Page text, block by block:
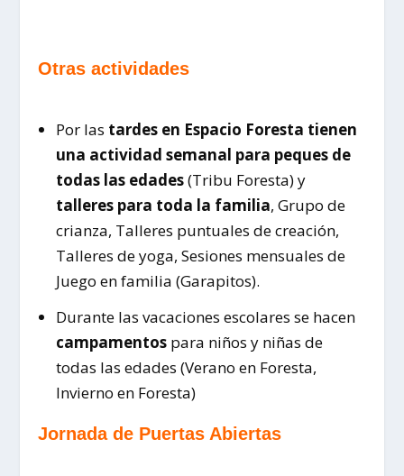
Otras actividades
Por las tardes en Espacio Foresta tienen
una actividad semanal para peques de
todas las edades(Tribu Foresta) y
talleres para toda la familia, Grupo de
crianza, Talleres puntuales de creación,
Talleres de yoga, Sesiones mensuales de
Juego en familia (Garapitos).
Durante las vacaciones escolares se hacen
campamentospara niños y niñas de
todas las edades (Verano en Foresta,
Invierno en Foresta)
Jornada de Puertas Abiertas